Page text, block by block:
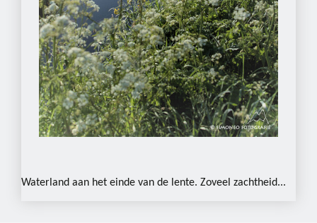
Waterland aan het einde van de lente. Zoveel zachtheid...